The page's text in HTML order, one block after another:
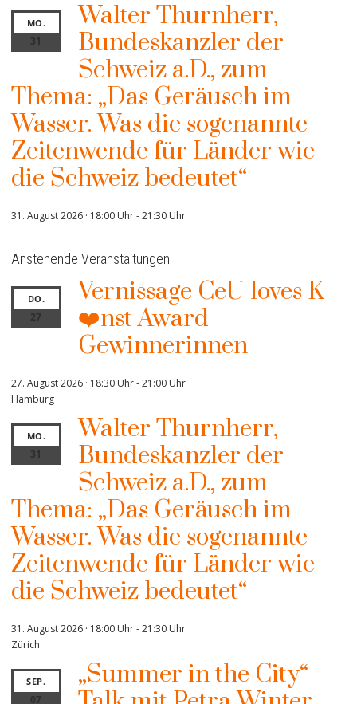
MO.
31
Walter Thurnherr,
Bundeskanzler der
Schweiz a.D., zum
Thema: „Das Geräusch im
Wasser. Was die sogenannte
Zeitenwende für Länder wie
die Schweiz bedeutet“
31. August 2026 · 18:00 Uhr-21:30 Uhr
Anstehende Veranstaltungen
DO.
27
Vernissage CeU loves K
❤️nst Award
Gewinnerinnen
27. August 2026 · 18:30 Uhr-21:00 Uhr
Hamburg
MO.
31
Walter Thurnherr,
Bundeskanzler der
Schweiz a.D., zum
Thema: „Das Geräusch im
Wasser. Was die sogenannte
Zeitenwende für Länder wie
die Schweiz bedeutet“
31. August 2026 · 18:00 Uhr-21:30 Uhr
Zürich
SEP.
07
„Summer in the City“